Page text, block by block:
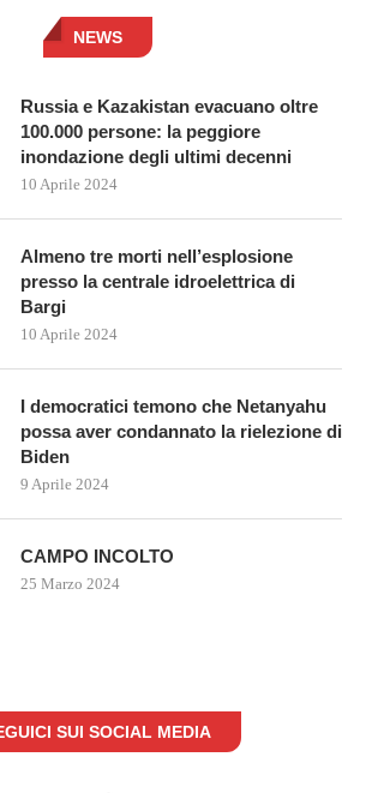
NEWS
Russia e Kazakistan evacuano oltre
100.000 persone: la peggiore
inondazione degli ultimi decenni
10 Aprile 2024
Almeno tre morti nell’esplosione
presso la centrale idroelettrica di
Bargi
10 Aprile 2024
I democratici temono che Netanyahu
possa aver condannato la rielezione di
Biden
9 Aprile 2024
CAMPO INCOLTO
25 Marzo 2024
SUI SOCIAL MEDIA